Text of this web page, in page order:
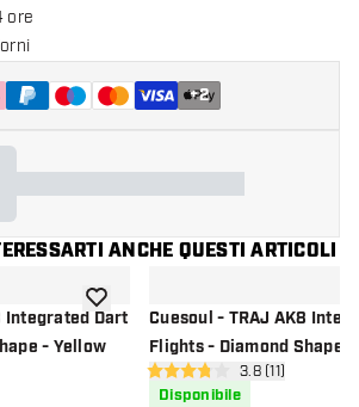
ore
+2
ANCHE QUESTI ARTICOLI
Integrated Dart
- Yellow
recensioni
aggiungi alla lista dei desideri
Cuesoul - TRAJ AK8
Flights - Diamond Shape
apri pannello
3.8 stelle di valutazione
3.8 (11)
Disponibile